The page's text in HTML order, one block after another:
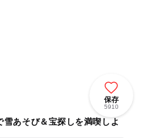
保存
5910
あそび＆宝探しを満喫しよ